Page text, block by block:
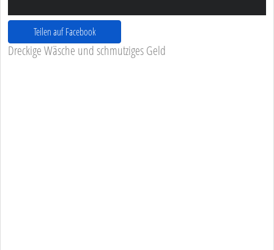
Teilen auf Facebook
Dreckige Wäsche und schmutziges Geld